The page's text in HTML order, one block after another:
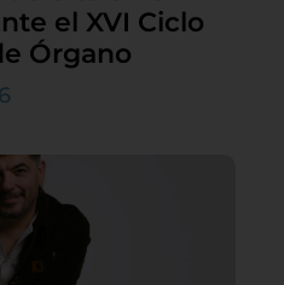
el XVI Ciclo
Órgano